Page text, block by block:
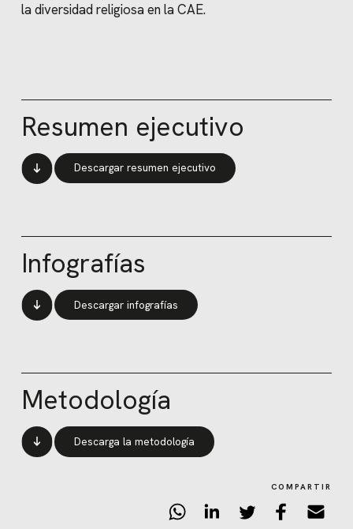
la diversidad religiosa en la CAE.
Resumen ejecutivo
Descargar resumen ejecutivo
Infografías
Descargar infografías
Metodología
Descarga la metodología
COMPARTIR